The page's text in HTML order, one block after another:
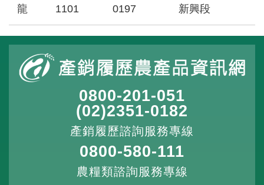
龍
1101
0197
新興段
0800-201-051
(02)2351-0182
產銷履歷諮詢服務專線
0800-580-111
農糧類諮詢服務專線